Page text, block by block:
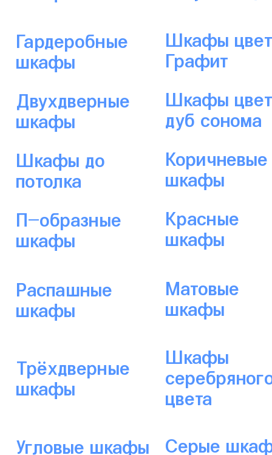
Гардеробные
шкафы
Шкафы
Графит
Двухдверные
шкафы
Шкафы
дуб сонома
Шкафы до
потолка
Коричневые
шкафы
П-образные
шкафы
Красные
шкафы
Распашные
шкафы
Матовые
шкафы
Трёхдверные
шкафы
Шкафы
цвета
Угловые шкафы Серые